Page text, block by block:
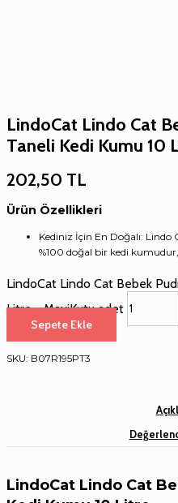
LindoCat Lindo Cat
Taneli Kedi Kumu 10
202,50 TL
Ürün Özellikleri
Kediniz İçin En Doğalı:
%100 doğal bir kedi kumudur,
LindoCat Lindo Cat Bebek
Litre - MaviKutu adet
Sepete Ekle
SKU: B07R195PT3
LindoCat Lindo Cat